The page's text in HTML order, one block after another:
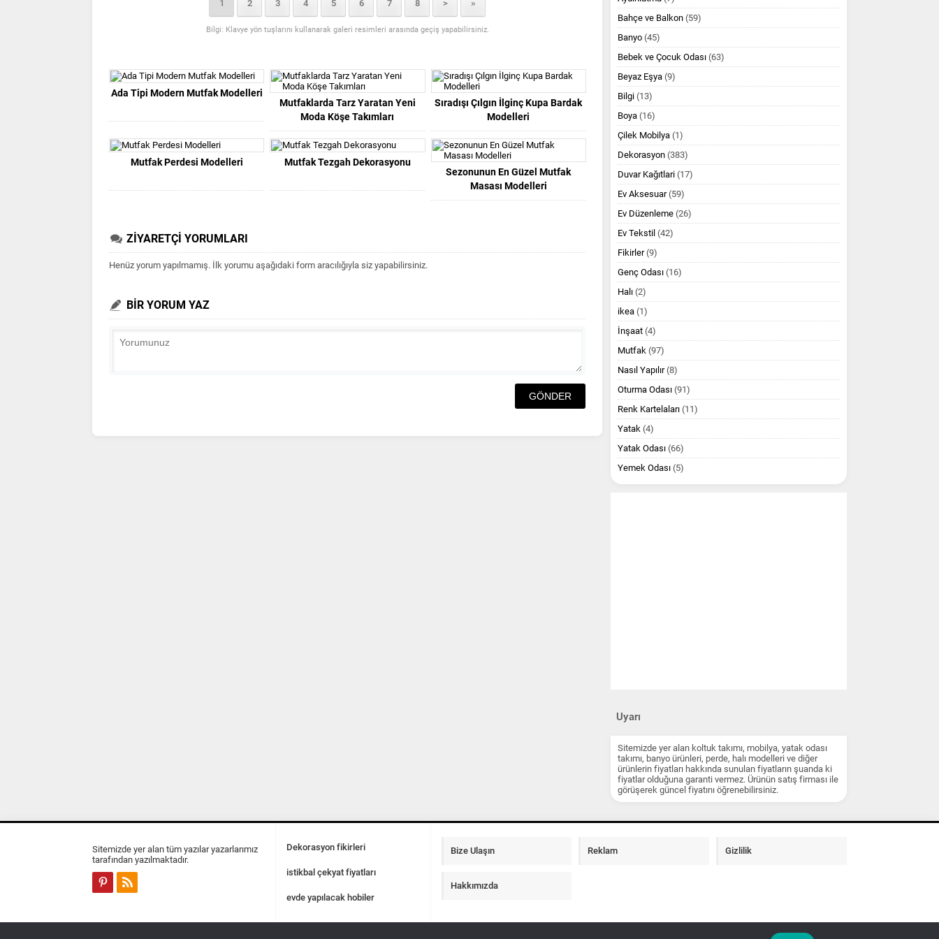
1 2 3 4 5 6 7 8 > »
Bilgi: Klavye yön tuşlarını kullanarak galeri resimleri arasında geçiş yapabilirsiniz.
Ada Tipi Modern Mutfak Modelleri
Mutfaklarda Tarz Yaratan Yeni
Moda Köşe Takımları
Sıradışı Çılgın İlginç Kupa Bardak
Modelleri
Mutfak Perdesi Modelleri
Mutfak Tezgah Dekorasyonu
Sezonunun En Güzel Mutfak
Masası Modelleri
ZİYARETÇİ YORUMLARI
Henüz yorum yapılmamış. İlk yorumu aşağıdaki form aracılığıyla siz yapabilirsiniz.
BİR YORUM YAZ
Bahçe ve Balkon (59)
Banyo (45)
Bebek ve Çocuk Odası (63)
Beyaz Eşya (9)
Bilgi (13)
Boya (16)
Çilek Mobilya (1)
Dekorasyon (383)
Duvar Kağıtlari (17)
Ev Aksesuar(59)
Ev Düzenleme (26)
Ev Tekstil (42)
Fikirler(9)
Genç Odası (16)
Halı (2)
ikea (1)
İnşaat (4)
Mutfak (97)
Nasıl Yapılır(8)
Oturma Odası (91)
Renk Kartelaları (11)
Yatak (4)
Yatak Odası (66)
Yemek Odası (5)
Uyarı
Sitemizde yer alan koltuk takımı, mobilya, yatak odası
takımı, banyo ürünleri, perde, halı modelleri ve diğer
ürünlerin fiyatları hakkında sunulan fiyatların şuanda ki
fiyatlar olduğuna garanti vermez. Ürünün satış firması ile
görüşerek güncel fiyatını öğrenebilirsiniz.
Sitemizde yer alan tüm yazılar yazarlarımız
tarafından yazılmaktadır.
Dekorasyon fikirleri
istikbal çekyat fiyatları
evde yapılacak hobiler
Bize Ulaşın Reklam Gizlilik
Hakkımızda